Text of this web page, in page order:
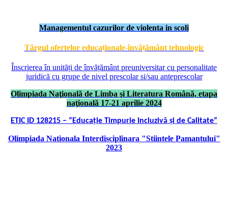
Managementul cazurilor de violenta in scoli
Târgul ofertelor educaționale-învățământ tehnologic
Înscrierea în unități de învățământ preuniversitar cu personalitate
juridică cu grupe de nivel prescolar si/sau anteprescolar
Olimpiada Naţională de Limba şi Literatura Română, etapa
naţională 17-21 aprilie 2024
ETIC ID 128215 – ”Educație Timpurie Incluzivă și de Calitate”
Olimpiada Nationala Interdisciplinara "Stiintele Pamantului"
2023